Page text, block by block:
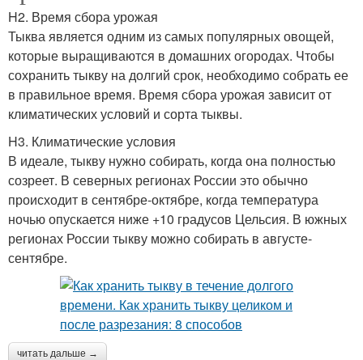
H2. Время сбора урожая
Тыква является одним из самых популярных овощей,
которые выращиваются в домашних огородах. Чтобы
сохранить тыкву на долгий срок, необходимо собрать ее
в правильное время. Время сбора урожая зависит от
климатических условий и сорта тыквы.
H3. Климатические условия
В идеале, тыкву нужно собирать, когда она полностью
созреет. В северных регионах России это обычно
происходит в сентябре-октябре, когда температура
ночью опускается ниже +10 градусов Цельсия. В южных
регионах России тыкву можно собирать в августе-
сентябре.
читать дальше →